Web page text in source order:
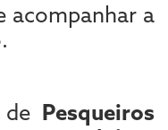
acompanhar a
Pesqueiros